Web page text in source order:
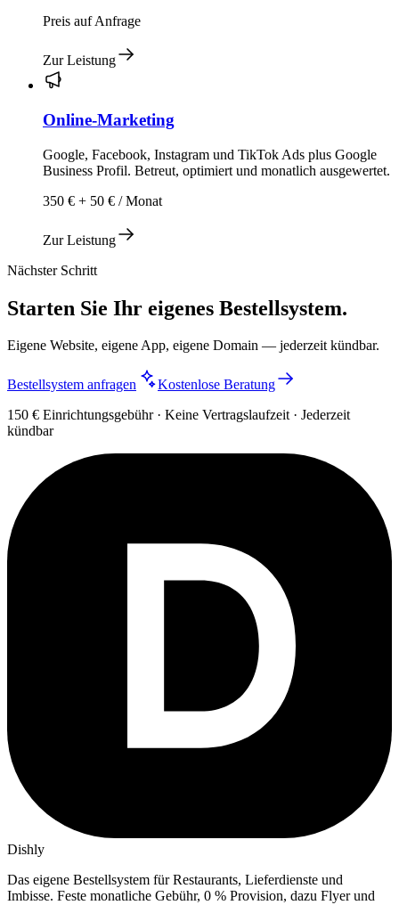
Preis auf Anfrage
Zur Leistung
Online-Marketing
Google, Facebook, Instagram und TikTok Ads plus Google
Business Profil. Betreut, optimiert und monatlich ausgewertet.
350 € + 50 € / Monat
Zur Leistung
Nächster Schritt
Starten Sie Ihr eigenes Bestellsystem.
Eigene Website, eigene App, eigene Domain — jederzeit kündbar.
Bestellsystem anfragen
Kostenlose Beratung
150 € Einrichtungsgebühr · Keine Vertragslaufzeit · Jederzeit
kündbar
Dishly
Das eigene Bestellsystem für Restaurants, Lieferdienste und
Imbisse. Feste monatliche Gebühr, 0 % Provision, dazu Flyer und